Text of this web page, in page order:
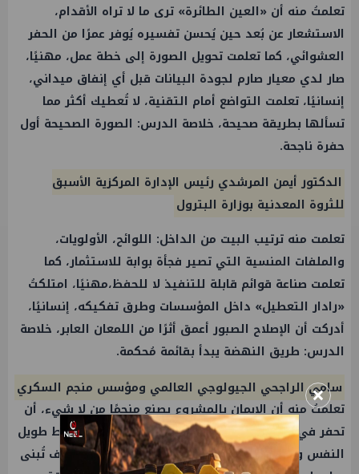
تعلمتُ منه أن «العين الطائرة» ترى ما لا تراه الأقدام،
الاستشعار عن بُعد حين يُحسن تفسيره يُوفر عمرًا من الحفر
العشوائي، كما تعلمت تحويل الصورة إلى خطة عمل، مهنيًا،
صار لدي معيار صارم لجودة البيانات قبل أي إنفاق ميداني،
إنسانيًا، تعلمت التواضع أمام التقنية، لا تُعطيك أكثر مما
تسألها بطريقة صحيحة، خلاصة الدرس: الصورة الصحيحة أول
حفرة ناجحة.
الدكتور أيمن المرشدي رئيس الإدارة المركزية الأسبق
للثروة المعدنية بوزارة البترول
تعلمت منه ترتيب البيت من الداخل: اللوائح، الأولويات،
والملفات المنسية التي تصير فجأة بوابة للاستثمار، كما
تعلمت صناعة قوائم قابلة للتنفيذ لا للحفظ،مهنيًا، امتلكتُ
«رادار التعطيل» داخل المؤسسات وطرق تفكيكه، إنسانيًا،
أدركت أن الإصلاح الصبور أعمق أثرًا من اللمعان العابر، خلاصة
الدرس: طريق النهضة يبدأ بقائمة مُحكمة.
سامي الراجحي الجيولوجي العالمي ومؤسس منجم السكري
تعلمتُ منه أن الإيمان بالمشروع يصنع منجمًا من لا شيء، أن
تحفر في الصخر وفي النفس معًا، كما تعلمت التخطيط طويل
النفس وعدم الارتهان لمزاج السوق، مهنيًا، رأيت كيف تُبنى
×